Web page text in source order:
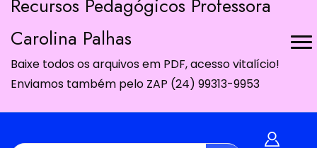
Recursos Pedagógicos Professora
Carolina Palhas
Baixe todos os arquivos em PDF, acesso vitalício!
Enviamos também pelo ZAP (24) 99313-9953